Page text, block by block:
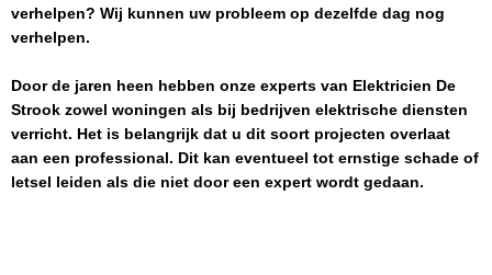
verhelpen? Wij kunnen uw probleem op dezelfde dag nog
verhelpen.
Door de jaren heen hebben onze experts van Elektricien De
Strook zowel woningen als bij bedrijven elektrische diensten
verricht. Het is belangrijk dat u dit soort projecten overlaat
aan een professional. Dit kan eventueel tot ernstige schade of
letsel leiden als die niet door een expert wordt gedaan.